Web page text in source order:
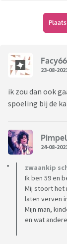
ochtend
slag in/krullen
ben dus bang
Hoe doen jullie
elke maand
Facy66
23-08-
ik zou dan ook
spoeling bij de
24-08-
zwaankip
Ik ben 59 en
Mij stoort het
laten verven
Mijn man,
en wat